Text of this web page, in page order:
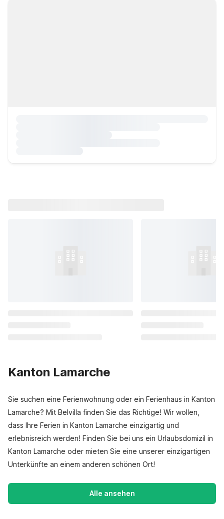
Kanton Lamarche
Sie suchen eine Ferienwohnung oder ein Ferienhaus in Kanton
Lamarche? Mit Belvilla finden Sie das Richtige! Wir wollen,
dass Ihre Ferien in Kanton Lamarche einzigartig und
erlebnisreich werden! Finden Sie bei uns ein Urlaubsdomizil in
Kanton Lamarche oder mieten Sie eine unserer einzigartigen
Unterkünfte an einem anderen schönen Ort!
Alle ansehen